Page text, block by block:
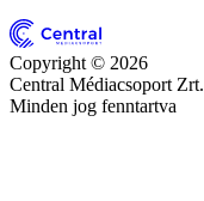
Copyright © 2026
Central Médiacsoport Zrt.
Minden jog fenntartva